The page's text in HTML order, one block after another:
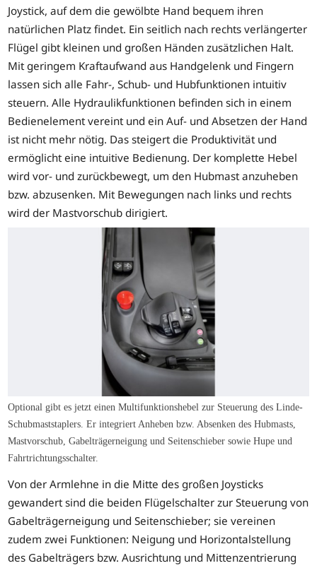
Joystick, auf dem die gewölbte Hand bequem ihren
natürlichen Platz findet. Ein seitlich nach rechts verlängerter
Flügel gibt kleinen und großen Händen zusätzlichen Halt.
Mit geringem Kraftaufwand aus Handgelenk und Fingern
lassen sich alle Fahr-, Schub- und Hubfunktionen intuitiv
steuern. Alle Hydraulikfunktionen befinden sich in einem
Bedienelement vereint und ein Auf- und Absetzen der Hand
ist nicht mehr nötig. Das steigert die Produktivität und
ermöglicht eine intuitive Bedienung. Der komplette Hebel
wird vor- und zurückbewegt, um den Hubmast anzuheben
bzw. abzusenken. Mit Bewegungen nach links und rechts
wird der Mastvorschub dirigiert.
Optional gibt es jetzt einen Multifunktionshebel zur Steuerung des Linde-
Schubmaststaplers. Er integriert Anheben bzw. Absenken des Hubmasts,
Mastvorschub, Gabelträgerneigung und Seitenschieber sowie Hupe und
Fahrtrichtungsschalter.
Von der Armlehne in die Mitte des großen Joysticks
gewandert sind die beiden Flügelschalter zur Steuerung von
Gabelträgerneigung und Seitenschieber; sie vereinen
zudem zwei Funktionen: Neigung und Horizontalstellung
des Gabelträgers bzw. Ausrichtung und Mittenzentrierung